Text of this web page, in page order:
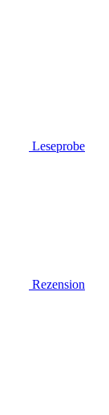
Leseprobe
Rezension